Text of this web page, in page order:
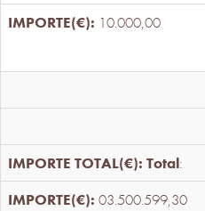
10.000,00
Total:
03.500.599,30